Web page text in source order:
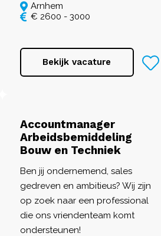
Arnhem
€ 2600 - 3000
Bekijk vacature
Accountmanager
Arbeidsbemiddeling
Bouw en Techniek
Ben jij ondernemend, sales
gedreven en ambitieus? Wij zijn
op zoek naar een professional
die ons vriendenteam komt
ondersteunen!